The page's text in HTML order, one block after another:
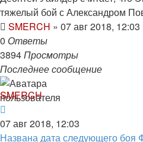
тяжелый бой с Александром
SMERCH » 07 авг 2018, 12:03
0 Ответы
3894Просмотры
Последнее сообщение
SMERCH
07 авг 2018, 12:03
Названа дата следующего боя